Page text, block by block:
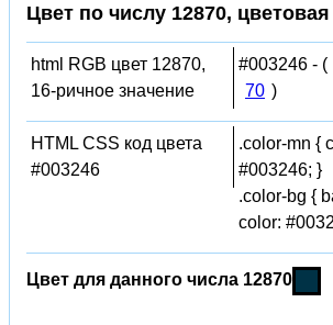
Цвет по числу 12870,
html RGB цвет 12870,
16-ричное значение
#003246 - (
70 )
HTML CSS код цвета
#003246
.color-mn {
#003246; }
.color-bg {
color:
Цвет для данного числа 12870